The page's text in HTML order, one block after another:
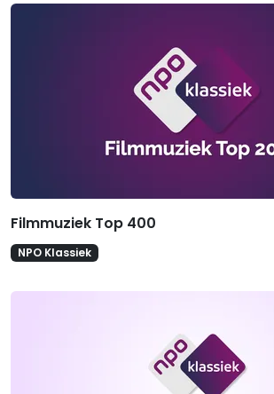
Filmmuziek Top 400
NPO Klassiek